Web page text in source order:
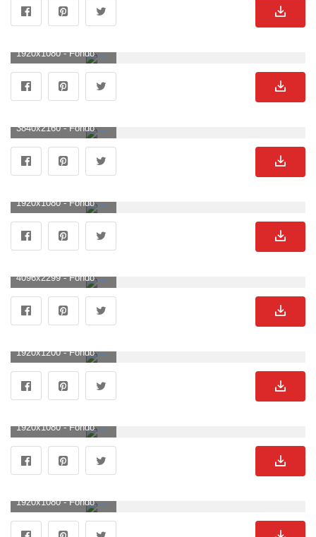
1920x1080 - Fondo de pantalla de 1920x1080. Imágen HD 1080p de Avatar.
3840x2160 - Fondo de pantalla de 3840x2160. Fondo de pantalla 4K Ultra HD de Avatar.
1920x1080 - Fondo de pantalla de 1920x1080. Imágen HD 1080p de Avatar.
4096x2299 - Fondo de pantalla de 4096x2299. Imágen de Avatar.
1920x1200 - Fondo de pantalla de 1920x1200. Fondo de pantalla de Avatar.
1920x1080 - Fondo de pantalla de 1920x1080. Fondo para computadora HD 1080p de Avatar.
1920x1080 - Fondo de pantalla de 1920x1080. Fondo para computadora HD 1080p de Avatar.